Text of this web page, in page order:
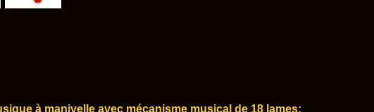
à manivelle avec mécanisme musical de 18 lames: